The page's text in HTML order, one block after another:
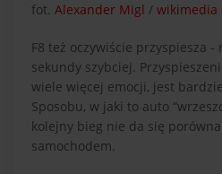
fot. Alexander Migl / wikimedia
F8 też oczywiście przyspiesza -
sekundy szybciej.
wiele więcej emocji, jest
Sposobu, w jaki to auto
kolejny bieg nie da się
samochodem.